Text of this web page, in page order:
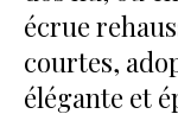
écrue
courtes,
élégante et